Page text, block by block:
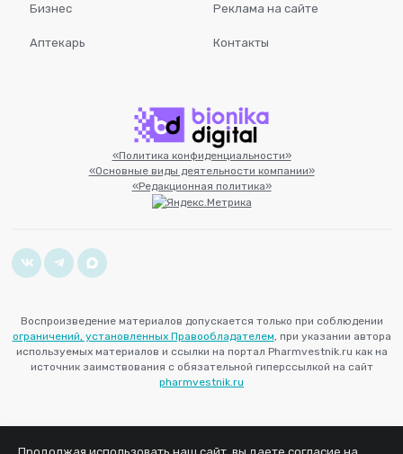
«Политика конфиденциальности»
«Основные виды деятельности компании»
«Редакционная политика»
Бизнес
Аптекарь
Реклама на сайте
Контакты
Воспроизведение материалов допускается только при соблюдении
ограничений, установленных Правообладателем , при указании автора
используемых материалов и ссылки на портал Pharmvestnik.ru как на
источник заимствования с обязательной гиперссылкой на сайт
pharmvestnik.ru
Продолжая использовать наш сайт, вы даете согласие на